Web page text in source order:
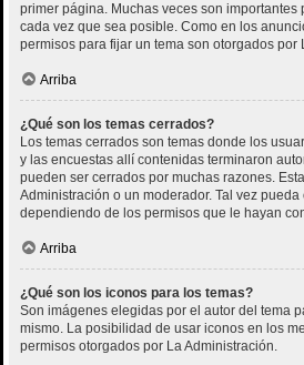
primer página. Muchas veces son
cada vez que sea posible. Como en los
permisos para fijar un tema son otorgados por
Arriba
¿Qué son los temas cerrados?
Los temas cerrados son temas donde los
y las encuestas allí contenidas terminaron
pueden ser cerrados por muchas razones.
Administración o un moderador. Tal vez
dependiendo de los permisos que le hayan
Arriba
¿Qué son los iconos para los temas?
Son imágenes elegidas por el autor del tema
mismo. La posibilidad de usar iconos en los
permisos otorgados por La Administración.